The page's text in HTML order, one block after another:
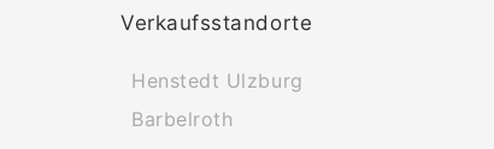
Verkaufsstandorte
Henstedt Ulzburg
Barbelroth